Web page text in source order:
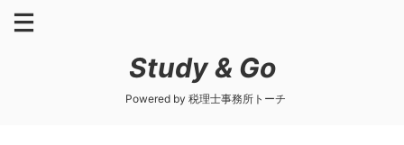
Study & Go
Powered by 税理士事務所トーチ